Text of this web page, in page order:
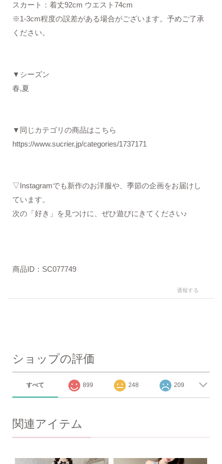
スカート：着丈92cm ウエスト74cm
※1-3cm程度の誤差がある場合がございます。予めご了承
ください。
▼シーズン
春,夏
▼同じカテゴリの商品はこちら
https://www.sucrier.jp/categories/1737171
▽Instagramでも新作のお洋服や、季節の企画をお届けし
ています。
次の「好き」を見つけに、ぜひ遊びにきてください♪
商品ID：SC077749
通報する
ショップの評価
すべて 899 248 209
関連アイテム